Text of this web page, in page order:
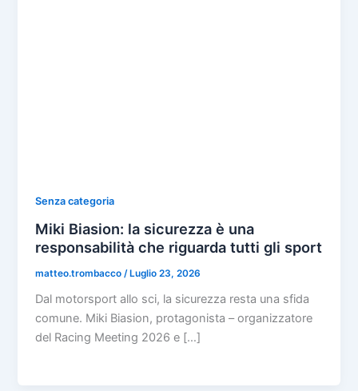
Senza categoria
Miki Biasion: la sicurezza è una
responsabilità che riguarda tutti gli sport
matteo.trombacco /Luglio 23, 2026
Dal motorsport allo sci, la sicurezza resta una sfida
comune. Miki Biasion, protagonista – organizzatore
del Racing Meeting 2026 e […]